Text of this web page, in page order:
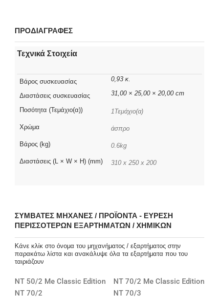
ΠΡΟΔΙΑΓΡΑΦΕΣ
Τεχνικά Στοιχεία
Βάρος συσκευασίας 0,93 κ.
Διαστάσεις συσκευασίας 31,00 × 25,00 × 20,00 cm
Ποσότητα (Τεμάχιο(α)) 1Τεμάχιο(α)
Χρώμα άσπρο
Βάρος (kg) 0.6kg
Διαστάσεις (L × W × H) (mm) 310 x 250 x 200
ΣΥΜΒΑΤΈΣ ΜΗΧΑΝΈΣ / ΠΡΟΪΌΝΤΑ - ΕΎΡΕΣΗ
ΠΕΡΙΣΣΌΤΕΡΩΝ ΕΞΑΡΤΗΜΆΤΩΝ / ΧΗΜΙΚΏΝ
Κάνε κλίκ στο όνομα του μηχανήματος / εξαρτήματος στην
παρακάτω λίστα και ανακάλυψε όλα τα εξαρτήματα που του
ταιριάζουν
NT 50/2 Me Classic Edition
NT 70/2
NT 70/2 Me Classic Edition
NT 70/3